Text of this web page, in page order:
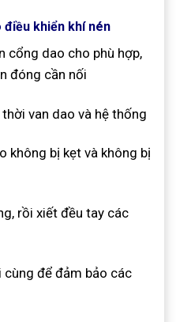
điều khiển khí nén
cổng dao cho phù hợp,
đóng cần nối
van dao và hệ thống
không bị kẹt và không bị
rồi xiết đều tay các
để đảm bảo các